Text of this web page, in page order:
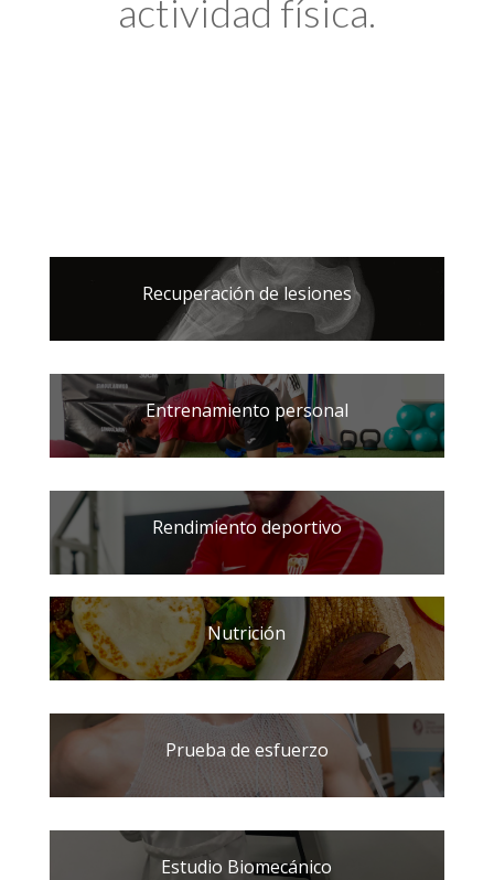
actividad física.
Recuperación de lesiones
Entrenamiento personal
Rendimiento deportivo
Nutrición
Prueba de esfuerzo
Estudio Biomecánico